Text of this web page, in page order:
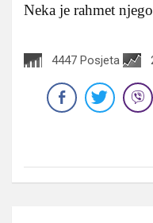
Neka je rahmet
4447 Posjeta